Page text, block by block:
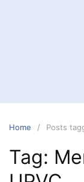
Home Posts
Tag: